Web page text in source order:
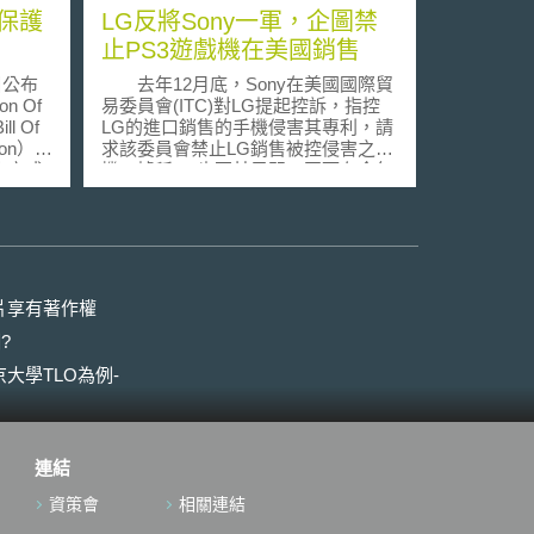
護
布
Of
Of
），
方式
（1）
直接
人同
人資
理敏
族和
以及
LG反將Sony一軍，企圖禁
止PS3遊戲機在美國銷售
去年12月底，Sony在美國國際貿
易委員會(ITC)對LG提起控訴，指控
LG的進口銷售的手機侵害其專利，請
求該委員會禁止LG銷售被控侵害之手
機。據稱LG也不甘示弱，因而在今年
2月初，也向美國國際貿易委員會對
國專利號7,701,835、7,577,080、
7,619,961、7,756,398，都是有關藍光
中’080和’091專利是和複製藍光光碟
操控技術有關；’398專利則和複製藍
光光碟上的字幕流及更新其色調資訊
享有著作權
大學TLO為例-
連結
資策會 相關連結